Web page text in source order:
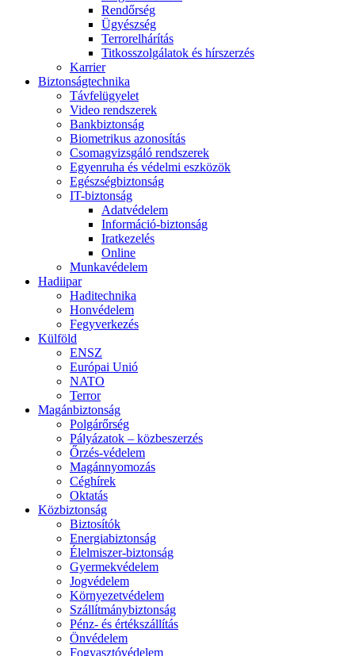
Rendőrség
Ügyészség
Terrorelhárítás
Titkosszolgálatok és hírszerzés
Karrier
Biztonságtechnika
Távfelügyelet
Video rendszerek
Bankbiztonság
Biometrikus azonosítás
Csomagvizsgáló rendszerek
Egyenruha és védelmi eszközök
Egészségbiztonság
IT-biztonság
Adatvédelem
Információ-biztonság
Iratkezelés
Online
Munkavédelem
Hadiipar
Haditechnika
Honvédelem
Fegyverkezés
Külföld
ENSZ
Európai Unió
NATO
Terror
Magánbiztonság
Polgárőrség
Pályázatok – közbeszerzés
Őrzés-védelem
Magánnyomozás
Céghírek
Oktatás
Közbiztonság
Biztosítók
Energiabiztonság
Élelmiszer-biztonság
Gyermekvédelem
Jogvédelem
Környezetvédelem
Szállítmánybiztonság
Pénz- és értékszállítás
Önvédelem
Fogyasztóvédelem